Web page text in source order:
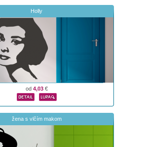
Holly
od 4,03€
žena s vlčím makom